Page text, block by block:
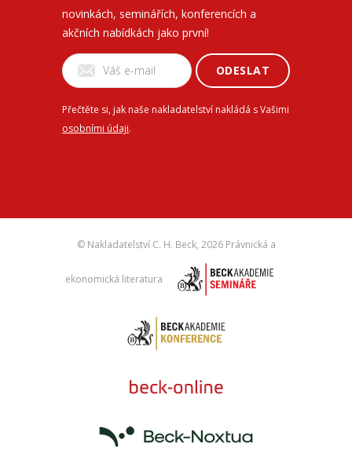
novinkách, seminářích, konferencích a
akčních nabídkách jako první!
ODESLAT
Přečtěte si, jak naše nakladatelství nakládá s Vašimi
osobními údaji.
© Nakladatelství C. H. Beck, 2026 Právnická a
ekonomická literatura